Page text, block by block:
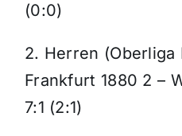
(0:0)
2. Herren (Oberliga
Frankfurt 1880 2 –
7:1 (2:1)